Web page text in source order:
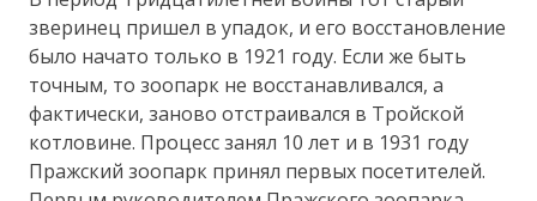
зверинец пришел в упадок, и его восстановление
было начато только в 1921 году. Если же быть
точным, то зоопарк не восстанавливался, а
фактически, заново отстраивался в Тройской
котловине. Процесс занял 10 лет и в 1931 году
Пражский зоопарк принял первых посетителей.